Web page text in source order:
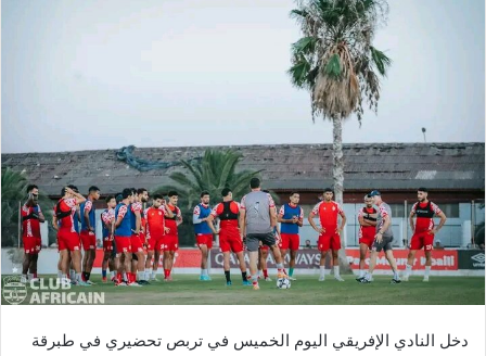
دخل النادي الإفريقي اليوم الخميس في تربص تحضيري في طبرقة